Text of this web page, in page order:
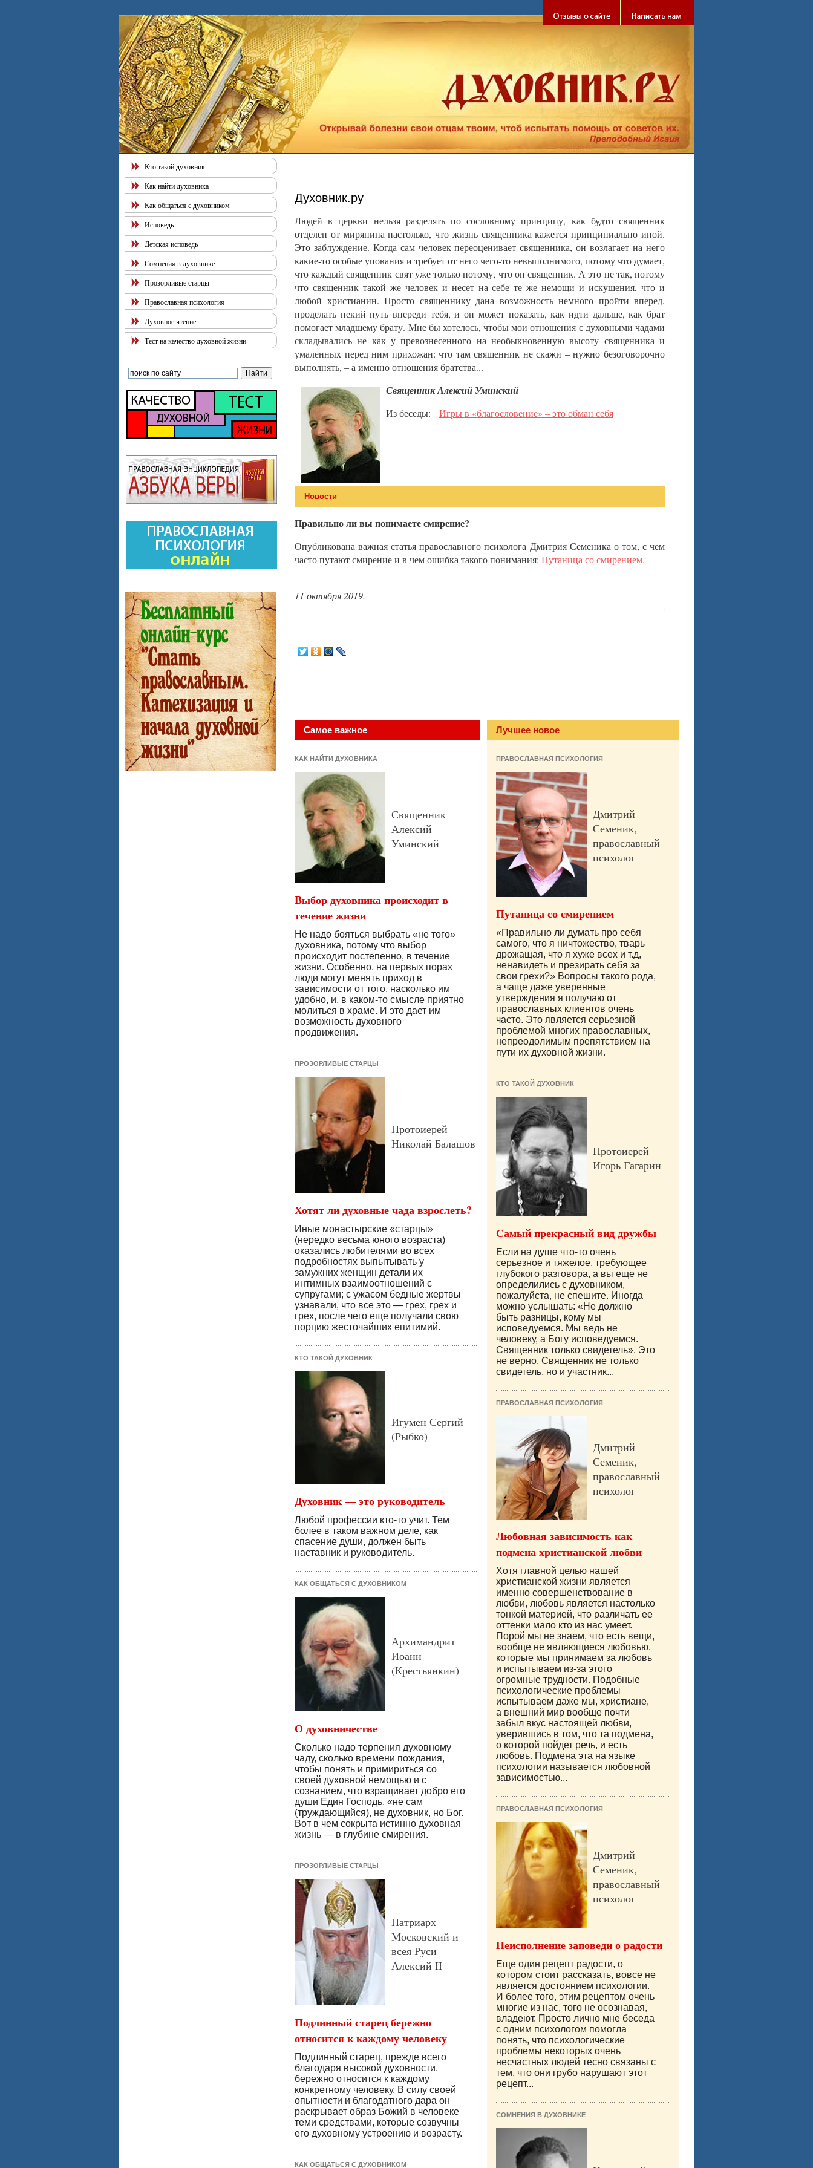
Духовник.ру
Людей в церкви нельзя разделять по сословному принципу, как будто священник
отделен от мирянина настолько, что жизнь священника кажется принципиально иной.
Это заблуждение. Когда сам человек переоценивает священника, он возлагает на него
какие-то особые упования и требует от него чего-то невыполнимого, потому что думает,
что каждый священник свят уже только потому, что он священник. А это не так, потому
что священник такой же человек и несет на себе те же немощи и искушения, что и
любой христианин. Просто священнику дана возможность немного пройти вперед,
проделать некий путь впереди тебя, и он может показать, как идти дальше, как брат
помогает младшему брату. Мне бы хотелось, чтобы мои отношения с духовными чадами
складывались не как у превознесенного на необыкновенную высоту священника и
умаленных перед ним прихожан: что там священник не скажи – нужно безоговорочно
выполнять, – а именно отношения братства...
Священник Алексий Уминский
Из беседы: Игры в «благословение» – это обман себя
Новости
Правильно ли вы понимаете смирение?
Опубликована важная статья православного психолога Дмитрия Семеника о том, с чем
часто путают смирение и в чем ошибка такого понимания: Путаница со смирением.
11 октября 2019.
Самое важное
КАК НАЙТИ ДУХОВНИКА
Священник
Алексий
Уминский
Выбор духовника происходит в
течение жизни
Не надо бояться выбрать «не того»
духовника, потому что выбор
происходит постепенно, в течение
жизни. Особенно, на первых порах
люди могут менять приход в
зависимости от того, насколько им
удобно, и, в каком-то смысле приятно
молиться в храме. И это дает им
возможность духовного
продвижения.
ПРОЗОРЛИВЫЕ СТАРЦЫ
Протоиерей
Николай Балашов
Хотят ли духовные чада взрослеть?
Иные монастырские «старцы»
(нередко весьма юного возраста)
оказались любителями во всех
подробностях выпытывать у
замужних женщин детали их
интимных взаимоотношений с
супругами; с ужасом бедные жертвы
узнавали, что все это — грех, грех и
грех, после чего еще получали свою
порцию жесточайших епитимий.
КТО ТАКОЙ ДУХОВНИК
Игумен Сергий
(Рыбко)
Духовник — это руководитель
Любой профессии кто-то учит. Тем
более в таком важном деле, как
спасение души, должен быть
наставник и руководитель.
КАК ОБЩАТЬСЯ С ДУХОВНИКОМ
Архимандрит
Иоанн
(Крестьянкин)
О духовничестве
Сколько надо терпения духовному
чаду, сколько времени пождания,
чтобы понять и примириться со
своей духовной немощью и с
сознанием, что взращивает добро его
души Един Господь, «не сам
(труждающийся), не духовник, но Бог.
Вот в чем сокрыта истинно духовная
жизнь — в глубине смирения.
ПРОЗОРЛИВЫЕ СТАРЦЫ
Патриарх
Московский и
всея Руси
Алексий II
Подлинный старец бережно
относится к каждому человеку
Подлинный старец, прежде всего
благодаря высокой духовности,
бережно относится к каждому
конкретному человеку. В силу своей
опытности и благодатного дара он
раскрывает образ Божий в человеке
теми средствами, которые созвучны
его духовному устроению и возрасту.
КАК ОБЩАТЬСЯ С ДУХОВНИКОМ
Лучшее новое
ПРАВОСЛАВНАЯ ПСИХОЛОГИЯ
Дмитрий
Семеник,
православный
психолог
Путаница со смирением
«Правильно ли думать про себя
самого, что я ничтожество, тварь
дрожащая, что я хуже всех и т.д,
ненавидеть и презирать себя за
свои грехи?» Вопросы такого рода,
а чаще даже уверенные
утверждения я получаю от
православных клиентов очень
часто. Это является серьезной
проблемой многих православных,
непреодолимым препятствием на
пути их духовной жизни.
КТО ТАКОЙ ДУХОВНИК
Протоиерей
Игорь Гагарин
Самый прекрасный вид дружбы
Если на душе что-то очень
серьезное и тяжелое, требующее
глубокого разговора, а вы еще не
определились с духовником,
пожалуйста, не спешите. Иногда
можно услышать: «Не должно
быть разницы, кому мы
исповедуемся. Мы ведь не
человеку, а Богу исповедуемся.
Священник только свидетель». Это
не верно. Священник не только
свидетель, но и участник...
ПРАВОСЛАВНАЯ ПСИХОЛОГИЯ
Дмитрий
Семеник,
православный
психолог
Любовная зависимость как
подмена христианской любви
Хотя главной целью нашей
христианской жизни является
именно совершенствование в
любви, любовь является настолько
тонкой материей, что различать ее
оттенки мало кто из нас умеет.
Порой мы не знаем, что есть вещи,
вообще не являющиеся любовью,
которые мы принимаем за любовь
и испытываем из-за этого
огромные трудности. Подобные
психологические проблемы
испытываем даже мы, христиане,
а внешний мир вообще почти
забыл вкус настоящей любви,
уверившись в том, что та подмена,
о которой пойдет речь, и есть
любовь. Подмена эта на языке
психологии называется любовной
зависимостью...
ПРАВОСЛАВНАЯ ПСИХОЛОГИЯ
Дмитрий
Семеник,
православный
психолог
Неисполнение заповеди о радости
Еще один рецепт радости, о
котором стоит рассказать, вовсе не
является достоянием психологии.
И более того, этим рецептом очень
многие из нас, того не осознавая,
владеют. Просто лично мне беседа
с одним психологом помогла
понять, что психологические
проблемы некоторых очень
несчастных людей тесно связаны с
тем, что они грубо нарушают этот
рецепт...
СОМНЕНИЯ В ДУХОВНИКЕ
Кто такой духовник
Как найти духовника
Как общаться с духовником
Исповедь
Детская исповедь
Сомнения в духовнике
Прозорливые старцы
Православная психология
Духовное чтение
Тест на качество духовной жизни